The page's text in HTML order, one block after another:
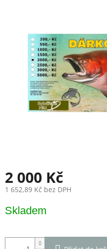
hvězdiček.
2 000 Kč
1 652,89 Kč bez DPH
cena:
Skladem